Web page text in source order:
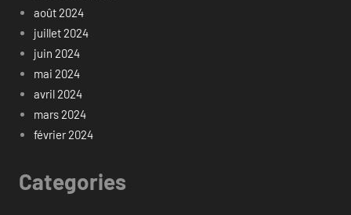
août 2024
juillet 2024
juin 2024
mai 2024
avril 2024
mars 2024
février 2024
Categories